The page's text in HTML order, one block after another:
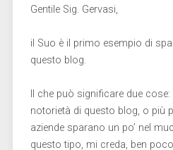
Gentile Sig. Gervasi,
il Suo è il primo esempio di
questo blog.
Il che può significare due
notorietà di questo blog, o più
aziende sparano un po’ nel
questo tipo, mi creda, ben